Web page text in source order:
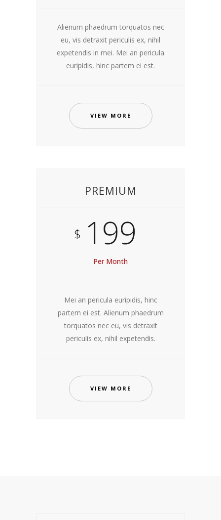
Alienum phaedrum torquatos nec
eu, vis detraxit periculis ex, nihil
expetendis in mei. Mei an pericula
euripidis, hinc partem ei est.
VIEW MORE
PREMIUM
$ 199
Per Month
Mei an pericula euripidis, hinc
partem ei est. Alienum phaedrum
torquatos nec eu, vis detraxit
periculis ex, nihil expetendis.
VIEW MORE